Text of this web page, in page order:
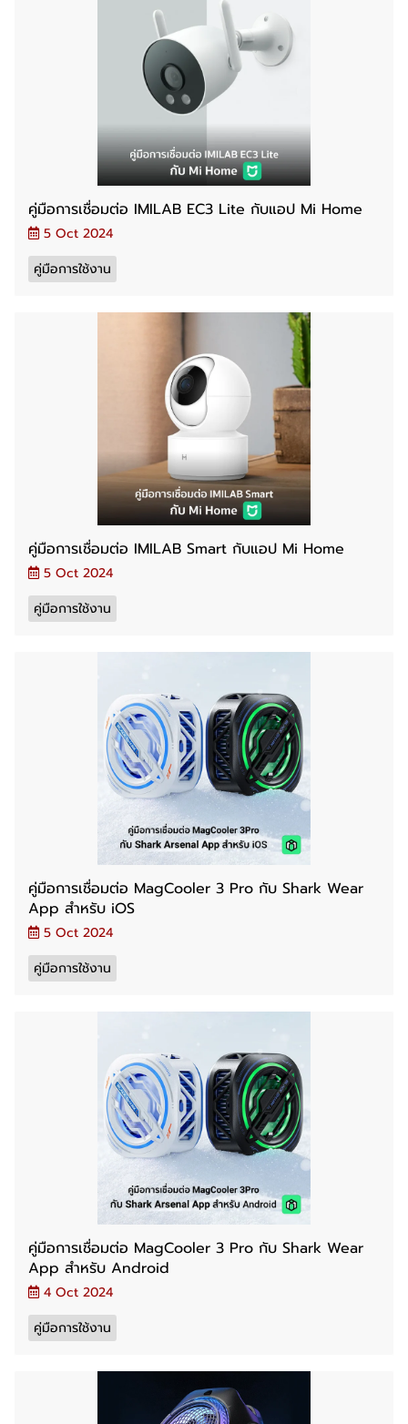
คู่มือการเชื่อมต่อ IMILAB EC3 Lite กับแอป Mi Home
5 Oct 2024
คู่มือการใช้งาน
คู่มือการเชื่อมต่อ IMILAB Smart กับแอป Mi Home
5 Oct 2024
คู่มือการใช้งาน
คู่มือการเชื่อมต่อ MagCooler 3 Pro กับ Shark Wear
App สำหรับ iOS
5 Oct 2024
คู่มือการใช้งาน
คู่มือการเชื่อมต่อ MagCooler 3 Pro กับ Shark Wear
App สำหรับ Android
4 Oct 2024
คู่มือการใช้งาน